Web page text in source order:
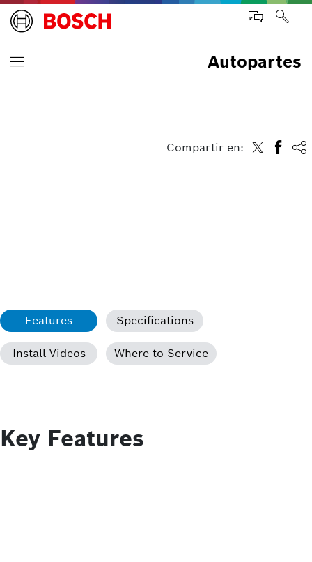
Autopartes
Compartir en:
Features Specifications
Install Videos Where to Service
Key Features